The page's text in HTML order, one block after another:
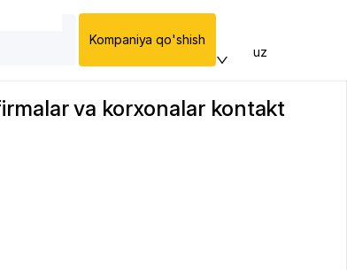
Kompaniya qo'shish
uz
va korxonalar kontakt